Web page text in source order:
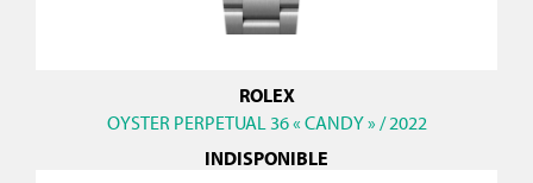
ROLEX
OYSTER PERPETUAL 36 « CANDY » / 2022
INDISPONIBLE